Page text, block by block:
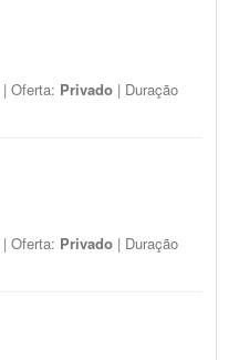
| Oferta: Privado | Duração
| Oferta: Privado | Duração